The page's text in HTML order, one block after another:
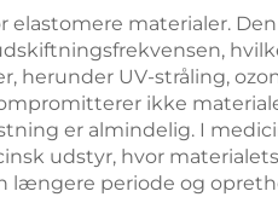
elastomere materialer.
herunder UV-stråling,
ikke
er almindelig. I
udstyr, hvor
længere periode og